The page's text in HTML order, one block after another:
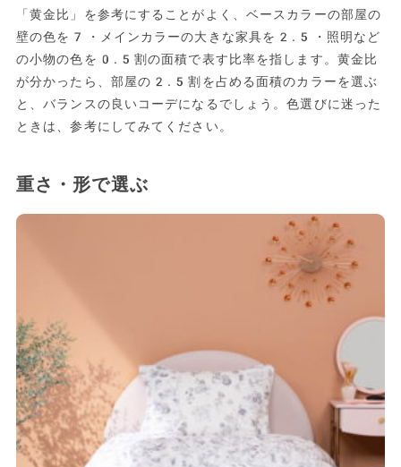
「黄金比」を参考にすることがよく、ベースカラーの部屋の
壁の色を7・メインカラーの大きな家具を2.5・照明など
の小物の色を0.5割の面積で表す比率を指します。黄金比
が分かったら、部屋の2.5割を占める面積のカラーを選ぶ
と、バランスの良いコーデになるでしょう。色選びに迷った
ときは、参考にしてみてください。
重さ・形で選ぶ